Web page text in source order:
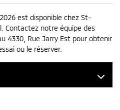
2026 est disponible chez St-
Contactez notre équipe des
4330, Rue Jarry Est pour obtenir
ou le réserver.